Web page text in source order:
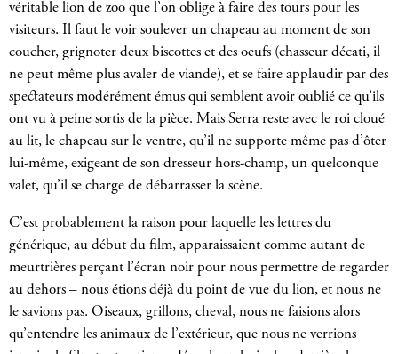
véritable lion de zoo que l’on oblige à faire des tours pour les
visiteurs. Il faut le voir soulever un chapeau au moment de son
coucher, grignoter deux biscottes et des oeufs (chasseur décati, il
ne peut même plus avaler de viande), et se faire applaudir par des
spectateurs modérément émus qui semblent avoir oublié ce qu’ils
ont vu à peine sortis de la pièce. Mais Serra reste avec le roi cloué
au lit, le chapeau sur le ventre, qu’il ne supporte même pas d’ôter
lui-même, exigeant de son dresseur hors-champ, un quelconque
valet, qu’il se charge de débarrasser la scène.
C’est probablement la raison pour laquelle les lettres du
générique, au début du film, apparaissaient comme autant de
meurtrières perçant l’écran noir pour nous permettre de regarder
au dehors – nous étions déjà du point de vue du lion, et nous ne
le savions pas. Oiseaux, grillons, cheval, nous ne faisions alors
qu’entendre les animaux de l’extérieur, que nous ne verrions